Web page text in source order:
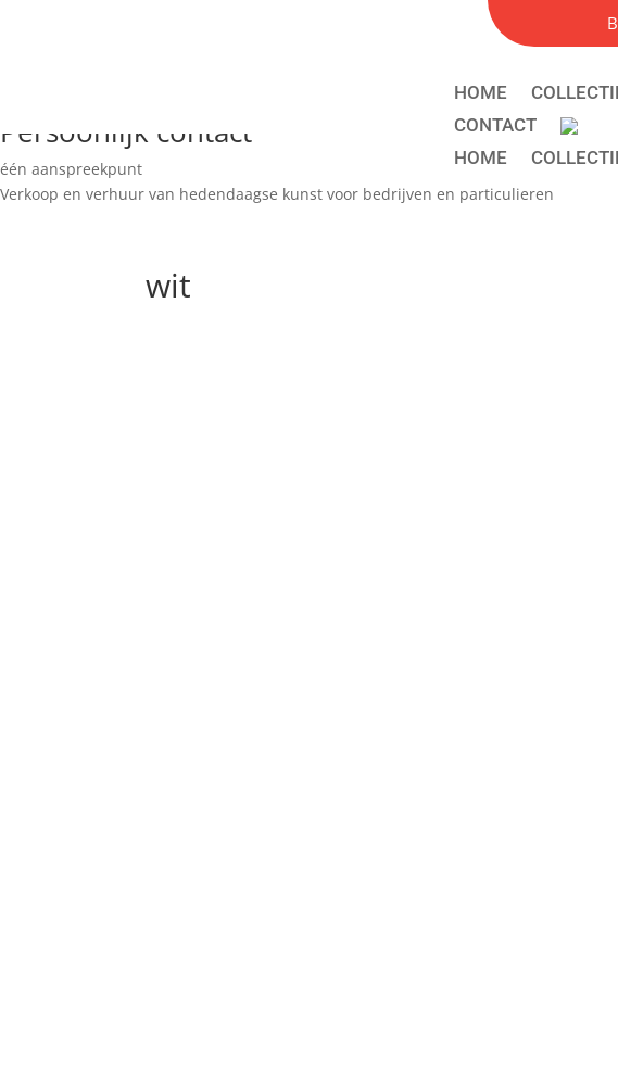
HOME
CONTACT
HOME
Persoonlijk contact
één aanspreekpunt
Verkoop en verhuur van hedendaagse kunst voor bedrijven en particulieren
wit